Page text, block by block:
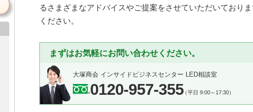
るさまざまなアドバイスやご提案をさせていただいており
ください。
まずはお気軽にお問い合わせください。
大塚商会 インサイドビジネスセンター LED相談室
0120-957-355（平日 9:00～17:30）